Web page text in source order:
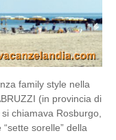
family style nella
(in provincia di
chiamava Rosburgo,
sorelle” della